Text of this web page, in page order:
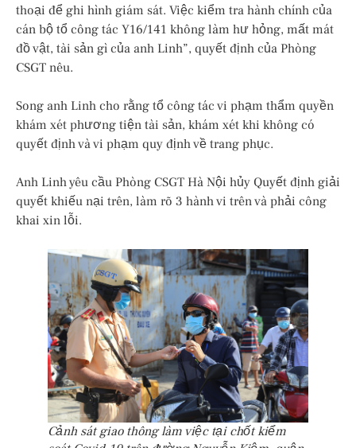
thoại để ghi hình giám sát. Việc kiểm tra hành chính của
cán bộ tổ công tác Y16/141 không làm hư hỏng, mất mát
đồ vật, tài sản gì của anh Linh”, quyết định của Phòng
CSGT nêu.
Song anh Linh cho rằng tổ công tác vi phạm thẩm quyền
khám xét phương tiện tài sản, khám xét khi không có
quyết định và vi phạm quy định về trang phục.
Anh Linh yêu cầu Phòng CSGT Hà Nội hủy Quyết định giải
quyết khiếu nại trên, làm rõ 3 hành vi trên và phải công
khai xin lỗi.
Cảnh sát giao thông làm việc tại chốt kiểm